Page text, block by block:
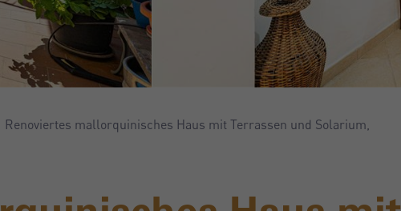
Renoviertes mallorquinisches Haus mit Terrassen und Solarium,